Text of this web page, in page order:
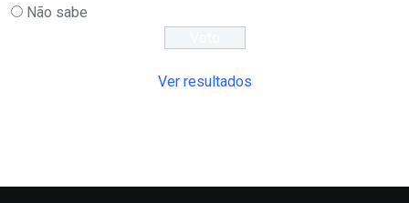
Não sabe
Ver resultados